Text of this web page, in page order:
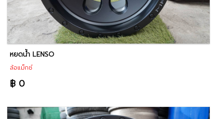
หยดน้ำ LENSO
ล้อแม็กซ์
฿ 0